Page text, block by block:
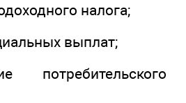
налога;
выплат;
потребительского